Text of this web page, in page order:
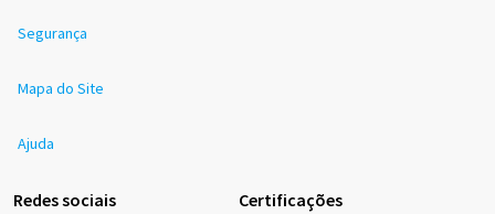
Segurança
Mapa do Site
Ajuda
Redes sociais Certificações